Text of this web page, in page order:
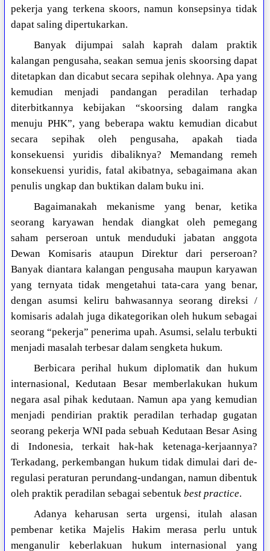
pekerja yang terkena skoors, namun konsepsinya tidak
dapat saling dipertukarkan.
Banyak dijumpai salah kaprah dalam praktik
kalangan pengusaha, seakan semua jenis skoorsing dapat
ditetapkan dan dicabut secara sepihak olehnya. Apa yang
kemudian menjadi pandangan peradilan terhadap
diterbitkannya kebijakan “skoorsing dalam rangka
menuju PHK”, yang beberapa waktu kemudian dicabut
secara sepihak oleh pengusaha, apakah tiada
konsekuensi yuridis dibaliknya? Memandang remeh
konsekuensi yuridis, fatal akibatnya, sebagaimana akan
penulis ungkap dan buktikan dalam buku ini.
Bagaimanakah mekanisme yang benar, ketika
seorang karyawan hendak diangkat oleh pemegang
saham perseroan untuk menduduki jabatan anggota
Dewan Komisaris ataupun Direktur dari perseroan?
Banyak diantara kalangan pengusaha maupun karyawan
yang ternyata tidak mengetahui tata-cara yang benar,
dengan asumsi keliru bahwasannya seorang direksi /
komisaris adalah juga dikategorikan oleh hukum sebagai
seorang “pekerja” penerima upah. Asumsi, selalu terbukti
menjadi masalah terbesar dalam sengketa hukum.
Berbicara perihal hukum diplomatik dan hukum
internasional, Kedutaan Besar memberlakukan hukum
negara asal pihak kedutaan. Namun apa yang kemudian
menjadi pendirian praktik peradilan terhadap gugatan
seorang pekerja WNI pada sebuah Kedutaan Besar Asing
di Indonesia, terkait hak-hak ketenaga-kerjaannya?
Terkadang, perkembangan hukum tidak dimulai dari de-
regulasi peraturan perundang-undangan, namun dibentuk
oleh praktik peradilan sebagai sebentukbest practice.
Adanya keharusan serta urgensi, itulah alasan
pembenar ketika Majelis Hakim merasa perlu untuk
menganulir keberlakuan hukum internasional yang